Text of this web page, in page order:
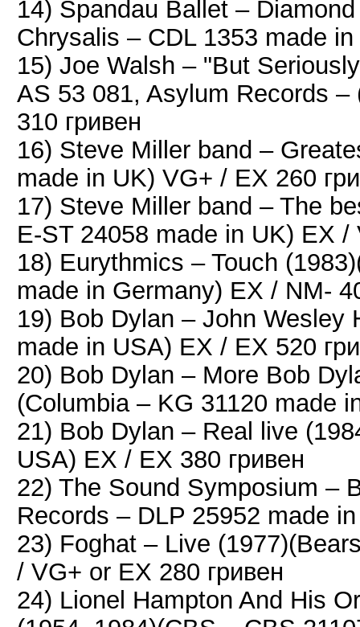
14) Spandau Ballet –
Chrysalis ‎– CDL 1353 made
15) Joe Walsh ‎– "But
AS 53 081, Asylum Records
310 гривен
16) Steve Miller band –
made in UK) VG+ / EX 260
17) Steve Miller band – The
E-ST 24058 made in UK) EX /
18) Eurythmics – Touch
made in Germany) EX / NM-
19) Bob Dylan – John Wesley
made in USA) EX / EX 520
20) Bob Dylan – More Bob
(Columbia ‎– KG 31120 made
21) Bob Dylan – Real live
USA) EX / EX 380 гривен
22) The Sound Symposium ‎–
Records ‎– DLP 25952 made
23) Foghat – Live
/ VG+ or EX 280 гривен
24) Lionel Hampton And His